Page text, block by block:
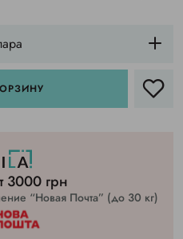
3000 грн
“Новая Почта” (до 30 кг)